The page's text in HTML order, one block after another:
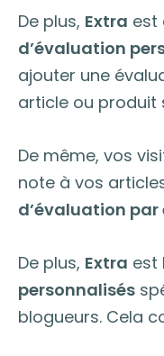
De plus, Extra est
d’évaluation
ajouter une
article ou produit
De même, vos
note à vos
d’évaluation par
De plus, Extra est
personnalisés
blogueurs. Cela